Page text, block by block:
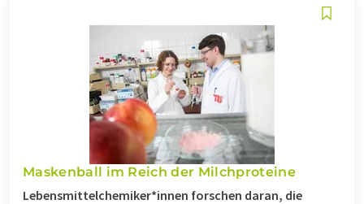
Maskenball im Reich der Milchproteine
Lebensmittelchemiker*innen forschen daran, die